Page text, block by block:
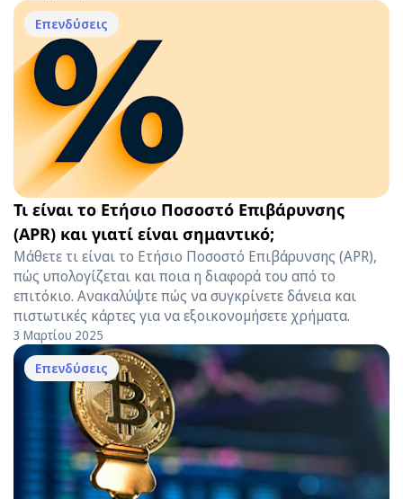
Επενδύσεις
Τι είναι το Ετήσιο Ποσοστό Επιβάρυνσης
(APR) και γιατί είναι σημαντικό;
Μάθετε τι είναι το Ετήσιο Ποσοστό Επιβάρυνσης (APR),
πώς υπολογίζεται και ποια η διαφορά του από το
επιτόκιο. Ανακαλύψτε πώς να συγκρίνετε δάνεια και
πιστωτικές κάρτες για να εξοικονομήσετε χρήματα.
3 Μαρτίου 2025
Επενδύσεις